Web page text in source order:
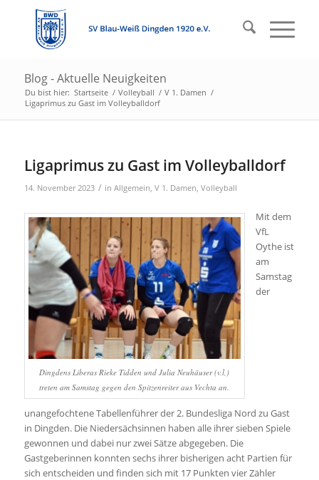
Blog - Aktuelle Neuigkeiten
Du bist hier: Startseite / Volleyball / V 1. Damen /
Ligaprimus zu Gast im Volleyballdorf
Ligaprimus zu Gast im Volleyballdorf
14. November 2023 / in Allgemein, V 1. Damen, Volleyball
Dingdens Liberas Rieke Tidden und Julia Neuhäuser (v.l,)
treten am Samstag gegen den Spitzenreiter aus Vechta an.
Mit dem
VfL
Oythe ist
am
Samstag
der
unangefochtene Tabellenführer der 2. Bundesliga Nord zu Gast
in Dingden. Die Niedersächsinnen haben alle ihrer sieben Spiele
gewonnen und dabei nur zwei Sätze abgegeben. Die
Gastgeberinnen konnten sechs ihrer bisherigen acht Partien für
sich entscheiden und finden sich mit 17 Punkten vier Zähler